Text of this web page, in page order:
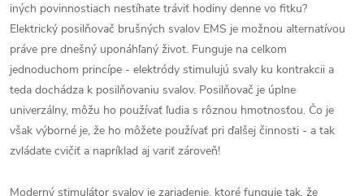
iných povinnostiach nestíhate tráviť hodiny denne vo fitku?
Elektrický posilňovač brušných svalov EMS je možnou alternatívou
práve pre dnešný uponáhľaný život. Funguje na celkom
jednoduchom princípe - elektródy stimulujú svaly ku kontrakcii a
teda dochádza k posilňovaniu svalov. Posilňovač je úplne
univerzálny, môžu ho používať ľudia s rôznou hmotnosťou. Čo je
však výborné je, že ho môžete používať pri ďalšej činnosti - a tak
zvládate cvičiť a napríklad aj variť zároveň!
Moderný stimulátor svalov je zariadenie, ktoré funguje tak, že